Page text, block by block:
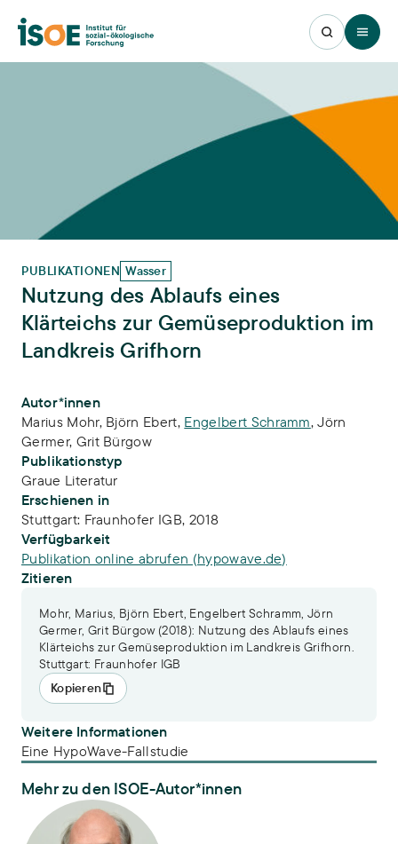
Open
PUBLIKATIONEN Wasser
Nutzung des Ablaufs eines
Klärteichs zur Gemüseproduktion im
Landkreis Grifhorn
Publikations-Infos
Autor*innen
Marius Mohr, Björn Ebert, Engelbert Schramm,Jörn
Germer, Grit Bürgow
Publikationstyp
Graue Literatur
Erschienen in
Stuttgart: Fraunhofer IGB, 2018
Verfügbarkeit
Publikation online abrufen (hypowave.de)
Zitieren
Mohr, Marius, Björn Ebert, Engelbert Schramm, Jörn
Germer, Grit Bürgow (2018): Nutzung des Ablaufs eines
Klärteichs zur Gemüseproduktion im Landkreis Grifhorn.
Stuttgart: Fraunhofer IGB
Kopieren
Weitere Informationen
Eine HypoWave-Fallstudie
Mehr zu den ISOE-Autor*innen
Dr. Engelbert Schramm